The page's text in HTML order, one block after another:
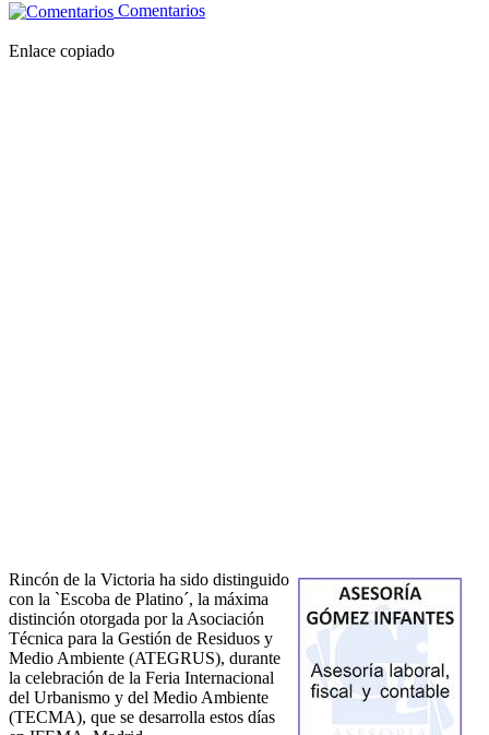
Comentarios
Enlace copiado
Rincón de la Victoria ha sido distinguido
con la `Escoba de Platino´, la máxima
distinción otorgada por la Asociación
Técnica para la Gestión de Residuos y
Medio Ambiente (ATEGRUS), durante
la celebración de la Feria Internacional
del Urbanismo y del Medio Ambiente
(TECMA), que se desarrolla estos días